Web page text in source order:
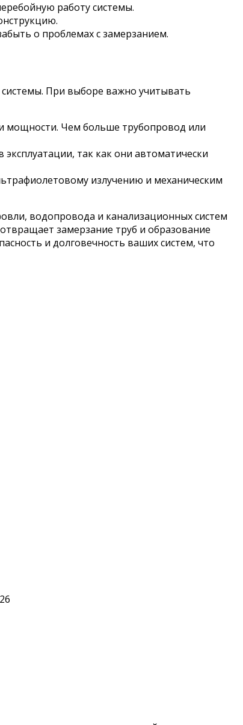
работу системы.
о проблемах с замерзанием.
системы. При выборе важно учитывать
мощности. Чем больше трубопровод или
так как они автоматически
излучению и механическим
водопровода и канализационных систем
замерзание труб и образование
и долговечность ваших систем, что